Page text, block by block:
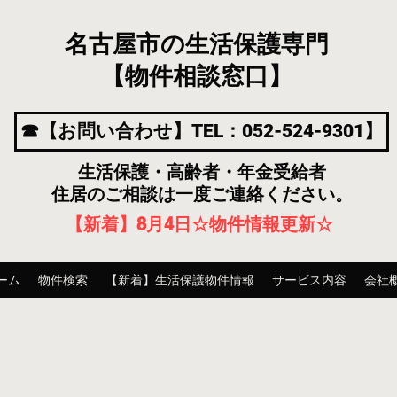
名古屋市の生活保護専門
【物件相談窓口】
☎【お問い合わせ】TEL：052-524-9301】
生活保護・高齢者・年金受給者
住居のご相談は一度ご連絡ください。
【新着】8月4日 ☆物件情報更新☆
ム 物件検索 【新着】生活保護物件情報 サービス内容 会社